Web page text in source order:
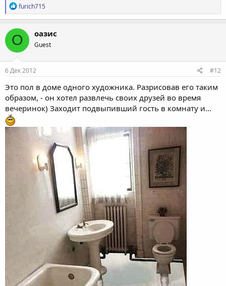
Р
е
а
к
ц
и
и
:
furich715
О оазис
Guest
6 Дек 2012 #12
Это пол в доме одного художника. Разрисовав его таким
образом, - он хотел развлечь своих друзей во время
вечеринок) Заходит подвыпивший гость в комнату и...